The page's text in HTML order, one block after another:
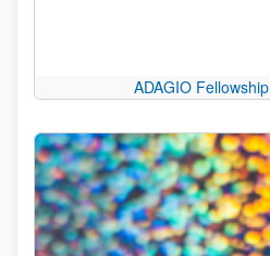
ADAGIO